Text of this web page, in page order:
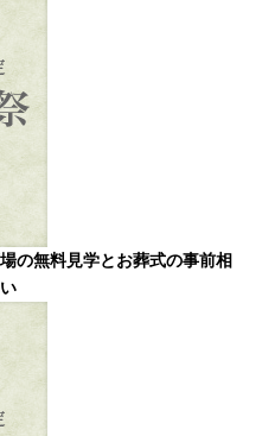
の無料見学とお葬式の事前相